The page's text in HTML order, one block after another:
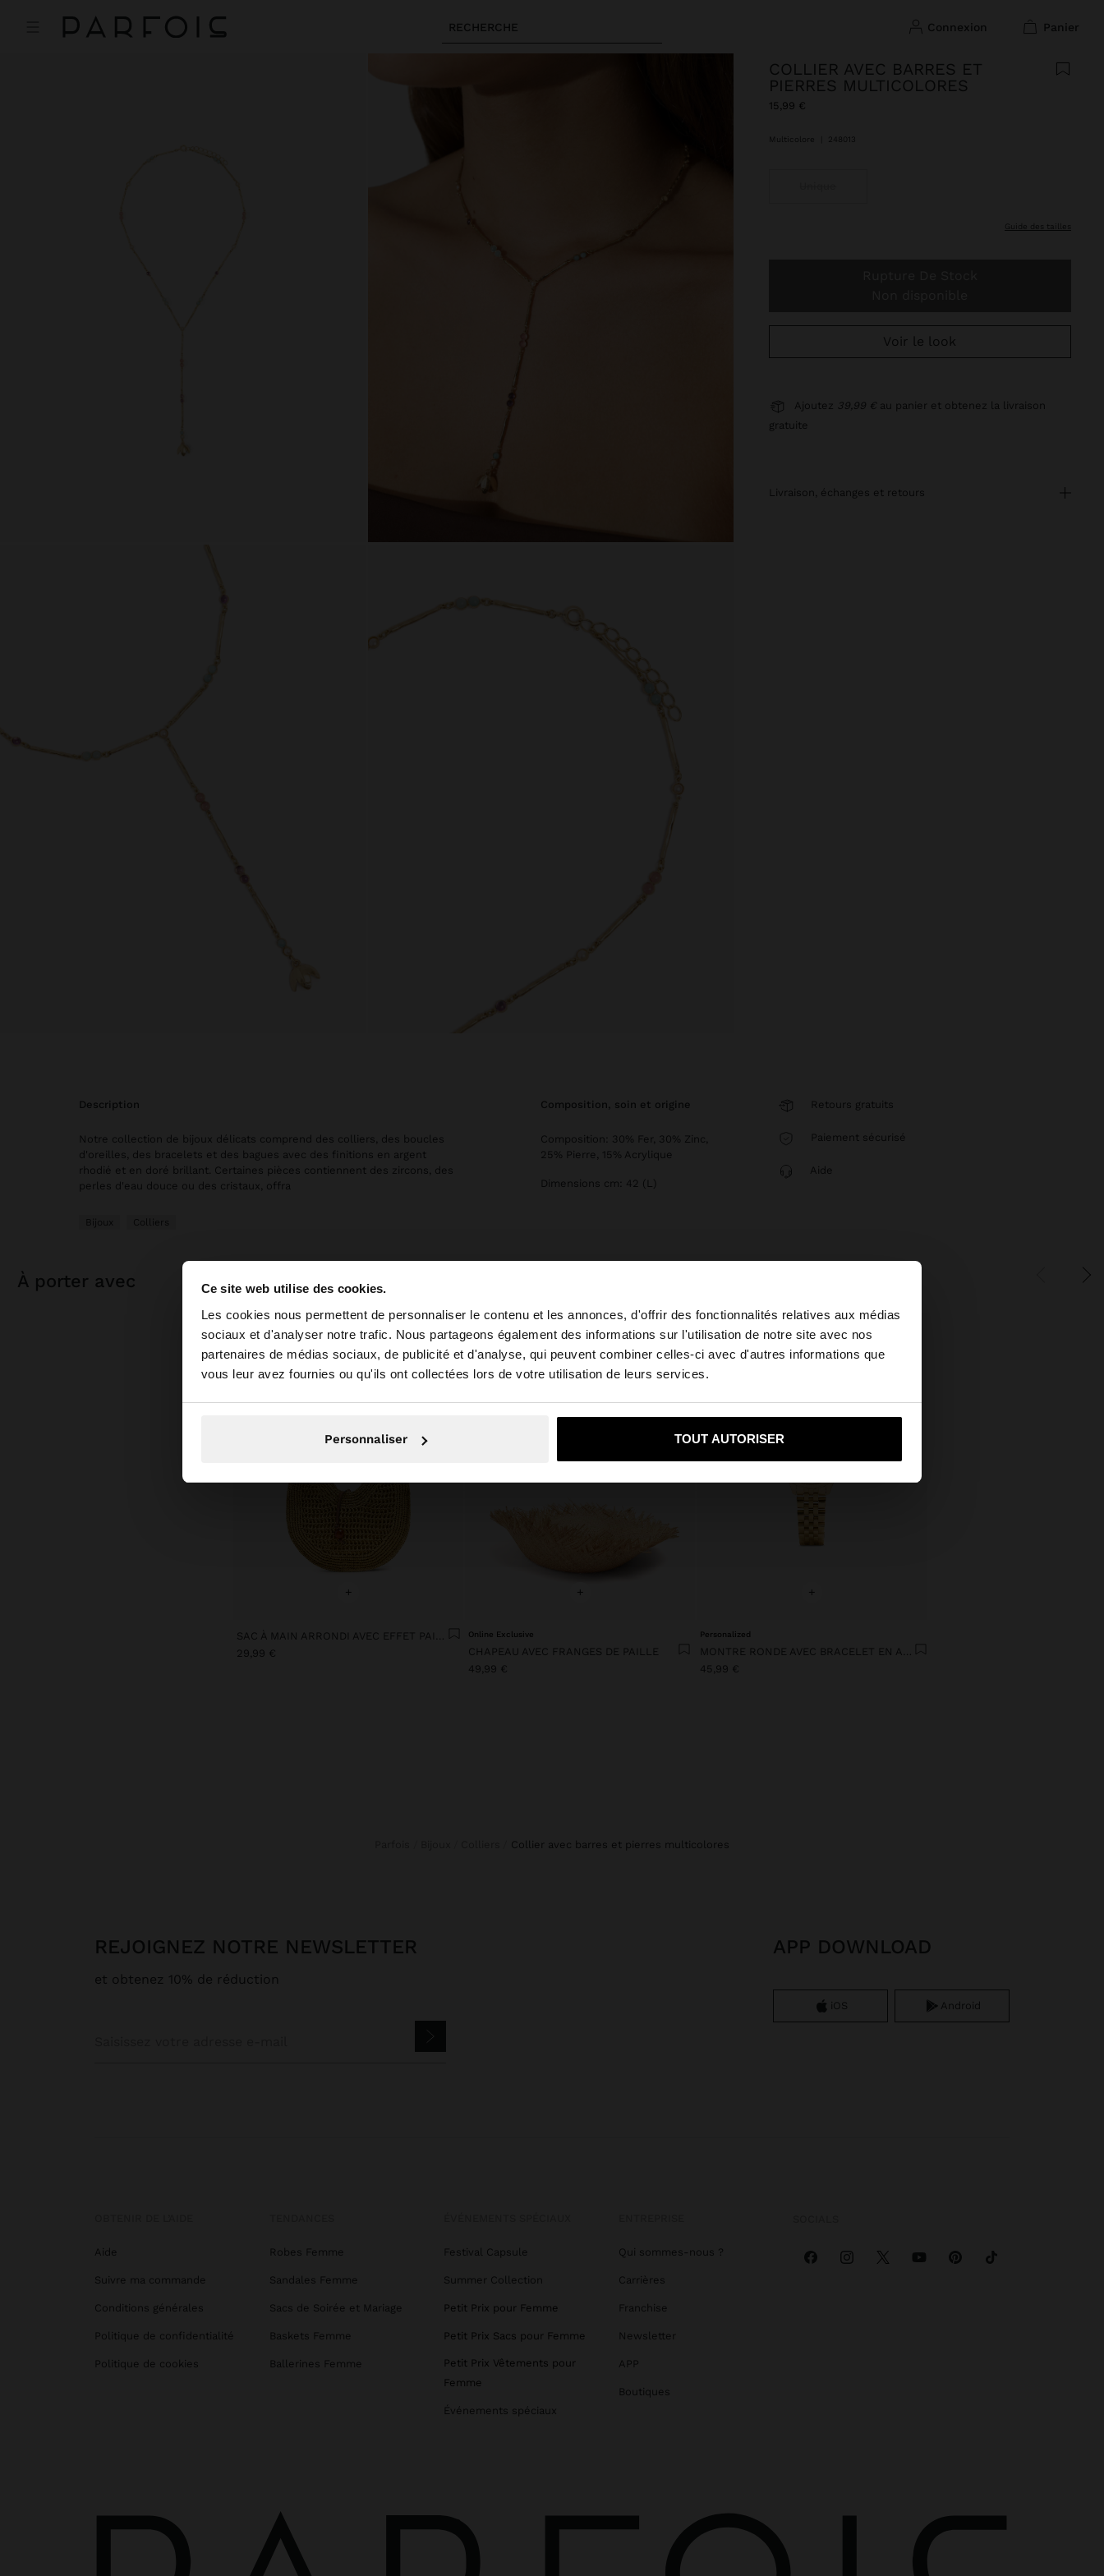
Ce site web utilise des cookies.
Les cookies nous permettent de personnaliser le contenu et les annonces, d'offrir des fonctionnalités relatives aux médias
sociaux et d'analyser notre trafic. Nous partageons également des informations sur l'utilisation de notre site avec nos
partenaires de médias sociaux, de publicité et d'analyse, qui peuvent combiner celles-ci avec d'autres informations que
vous leur avez fournies ou qu'ils ont collectées lors de votre utilisation de leurs services.
Personnaliser TOUT AUTORISER
RECHERCHE connexion panier
bonjour ×
Vous accédez au site depuis Luxembourg. Voulez-vous parcourir notre site au United States?
Non, je souhaite rester sur Luxembourg Oui, dirigez-moi vers United States
COLLIER AVEC BARRES ET
PIERRES MULTICOLORES
15,99 €
Multicolore 248013
guide des tailles
Voir le look
Ajoutez 39,99 € au panier et obtenez la livraison
gratuite
livraison, échanges et retours
description
Notre collection de bijoux délicats comprend des colliers, des boucles
d'oreilles, des bracelets et des bagues avec des finitions en argent
rhodié et en doré brillant. Certaines pièces contiennent des zircons, des
perles d'eau douce ou des cristaux, offra
Bijoux Colliers
composition, soin et origine
Composition: 30% Fer, 30% Zinc,
25% Pierre, 15% Acrylique
Dimensions cm: 42 (L)
Retours gratuits
Paiement sécurisé
Aide
à porter avec
+
29,99 €
+
Online Exclusive
CHAPEAU AVEC FRANGES DE PAILLE
49,99 €
+
Personalized
45,99 €
collier avec barres et pierres multicolores
REJOIGNEZ NOTRE NEWSLETTER
et obtenez 10% de réduction
APP DOWNLOAD
iOS Android
Aide
Suivre ma commande
Conditions générales
Politique de confidentialité
Politique de cookies
Robes Femme
Sandales Femme
Sacs de Soirée et Mariage
Baskets Femme
Ballerines Femme
Festival Capsule
Summer Collection
Petit Prix pour Femme
Petit Prix Sacs pour Femme
Petit Prix Vêtements pour
Femme
Événements spéciaux
Qui sommes-nous ?
Carrières
Franchise
Newsletter
APP
Boutiques